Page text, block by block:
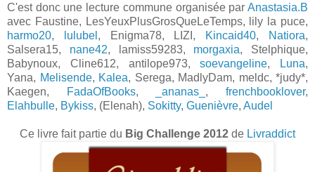
C'est donc une lecture commune organisée par Anastasia.B
avec Faustine, LesYeuxPlusGrosQueLeTemps, lily la puce,
harmo20, lulubel , Enigma78, LIZI, Kincaid40, Natiora,
Salsera15, nane42, lamiss59283, morgaxia, Stelphique,
Babynoux, Cline612, antilope973,soevangeline, Luna,
Yana, Melisende, Kalea, Serega, MadlyDam, meldc, *judy*,
Kaegen,
FadaOfBooks, _ananas_ ,frenchbooklover,
Elahbulle, Bykiss, (Elenah), Sokitty, Guenièvre, Audel
Ce livre fait partie du Big Challenge 2012 de Livraddict